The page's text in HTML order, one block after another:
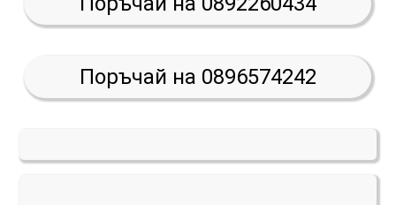
Поръчай на 0896574242